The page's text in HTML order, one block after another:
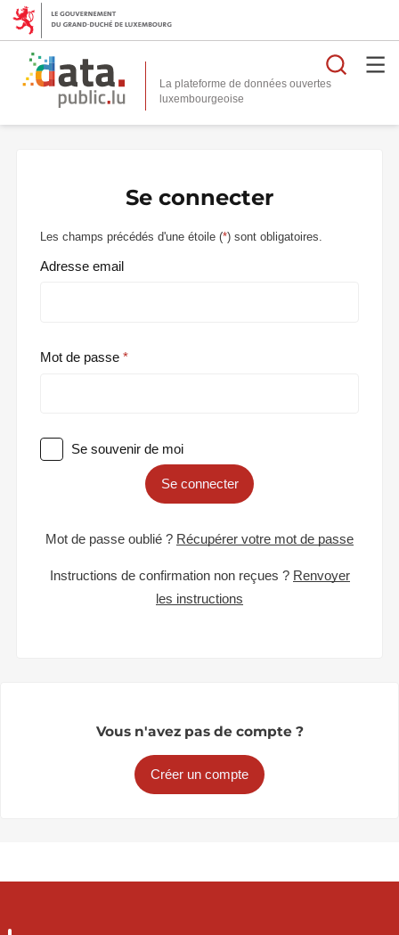
La plateforme de données ouvertes
Se connecter
Les champs précédés d'une étoile (*) sont obligatoires.
Adresse email
Mot de passe
Se souvenir de moi
Se connecter
Mot de passe oublié ? Récupérer votre mot de passe
Instructions de confirmation non reçues ? Renvoyer
les instructions
Vous n'avez pas de compte ?
Créer un compte